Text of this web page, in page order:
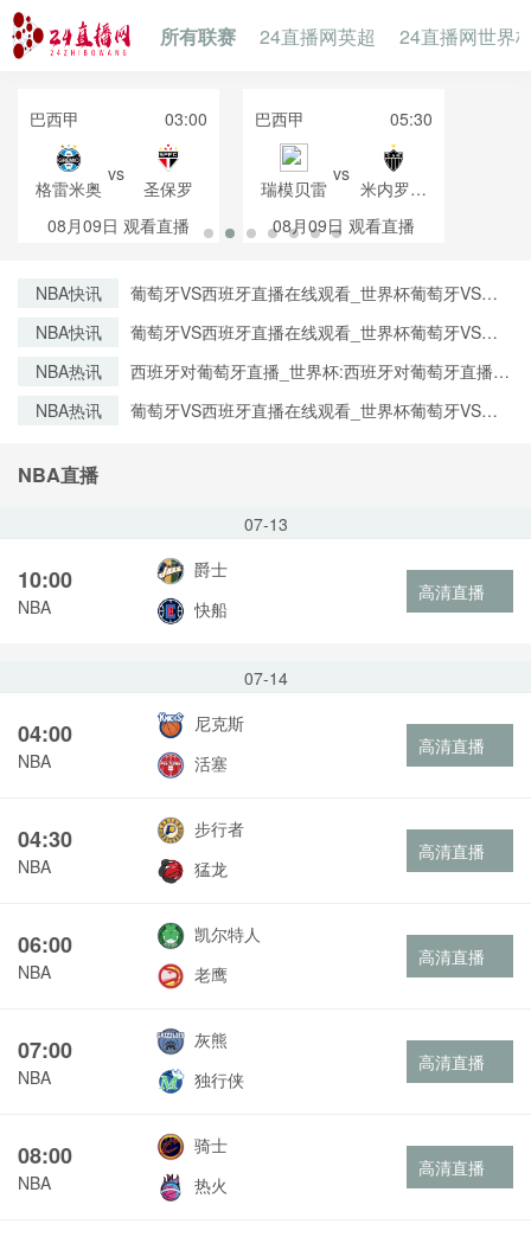
所有联赛 24直播网英超 24直播网世界
巴西甲 03:00
格雷米奥
vs
圣保罗
08月09日 观看直播
巴西甲 05:30
瑞模贝雷
vs
米内罗竞
技
08月09日 观看直播
NBA快讯
葡萄牙VS西班牙直播在线观看_世界杯葡萄牙VS西
NBA快讯
葡萄牙VS西班牙直播在线观看_世界杯葡萄牙VS西
NBA热讯
西班牙对葡萄牙直播_世界杯:西班牙对葡萄牙直播免
清无插件
NBA热讯
葡萄牙VS西班牙直播在线观看_世界杯葡萄牙VS西
NBA直播
07-13
10:00
NBA
爵士
快船
高清直播
07-14
04:00
NBA
尼克斯
活塞
高清直播
04:30
NBA
步行者
猛龙
高清直播
06:00
NBA
凯尔特人
老鹰
高清直播
07:00
NBA
灰熊
独行侠
高清直播
08:00
NBA
骑士
热火
高清直播